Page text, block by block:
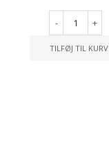
- +
TILFØJ TIL KURV